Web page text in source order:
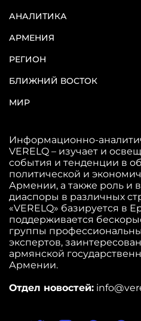
АНАЛИТИКА
АРМЕНИЯ
РЕГИОН
БЛИЖНИЙ ВОСТОК
МИР
Информационно-
VERELQ – изучает и
события и тенденции в
политической и
Армении, а также роль и
диаспоры в различных
«VERELQ» базируется в
поддерживается
группы
экспертов,
армянской
Армении.
Отдел новостей: